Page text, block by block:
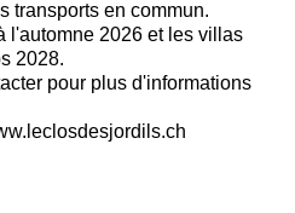
transports en commun.
l'automne 2026 et les villas
2028.
pour plus d'informations